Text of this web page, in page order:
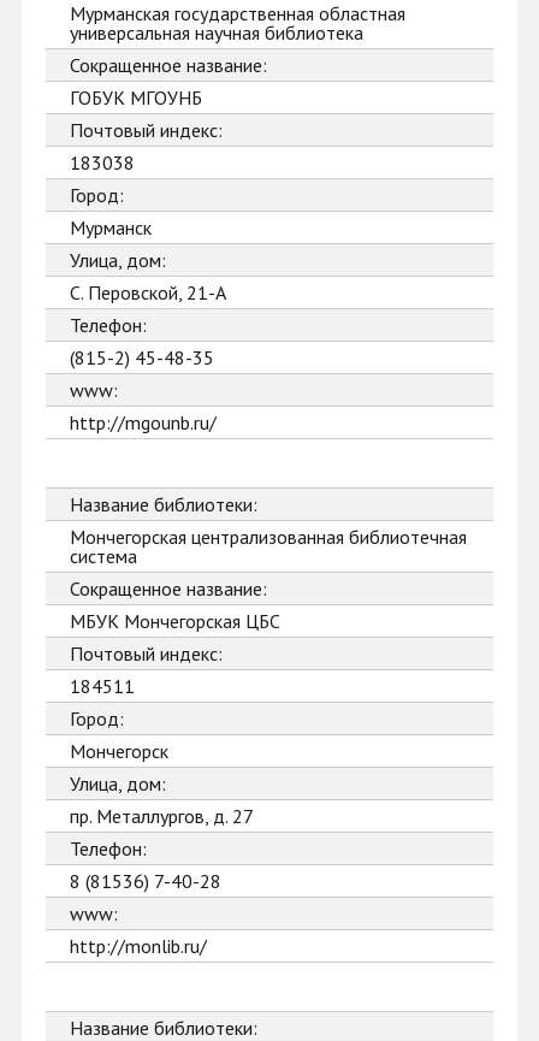
Мурманская государственная областная
универсальная научная библиотека
Сокращенное название:
ГОБУК МГОУНБ
Почтовый индекс:
183038
Город:
Мурманск
Улица, дом:
С. Перовской, 21-А
Телефон:
(815-2) 45-48-35
www:
http://mgounb.ru/
Название библиотеки:
Мончегорская централизованная библиотечная
система
Сокращенное название:
МБУК Мончегорская ЦБС
Почтовый индекс:
184511
Город:
Мончегорск
Улица, дом:
пр. Металлургов, д. 27
Телефон:
8 (81536) 7-40-28
www:
http://monlib.ru/
Название библиотеки: